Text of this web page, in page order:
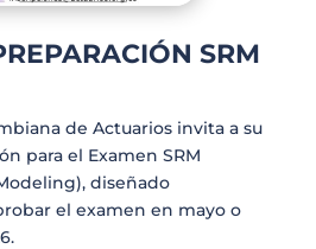
SRM
de Actuarios invita a su
para el Examen SRM
diseñado
el examen en mayo o